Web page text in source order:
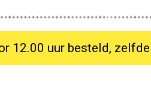
uur besteld, zelfde